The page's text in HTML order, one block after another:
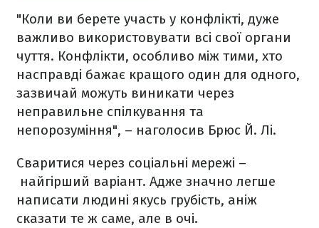
"Коли ви берете участь у конфлікті, дуже
важливо використовувати всі свої органи
чуття. Конфлікти, особливо між тими, хто
насправді бажає кращого один для одного,
зазвичай можуть виникати через
неправильне спілкування та
непорозуміння", – наголосив Брюс Й. Лі.
Сваритися через соціальні мережі –
найгірший варіант. Адже значно легше
написати людині якусь грубість, аніж
сказати те ж саме, але в очі.